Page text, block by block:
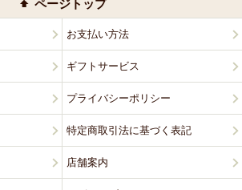
ページトップ
お支払い方法
ギフトサービス
プライバシーポリシー
特定商取引法に基づく表記
店舗案内